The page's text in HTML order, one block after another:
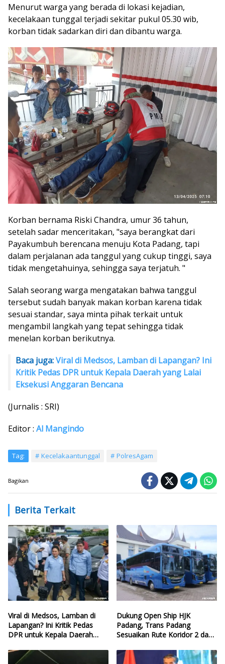
Menurut warga yang berada di lokasi kejadian,
kecelakaan tunggal terjadi sekitar pukul 05.30 wib,
korban tidak sadarkan diri dan dibantu warga.
Korban bernama Riski Chandra, umur 36 tahun,
setelah sadar menceritakan, "saya berangkat dari
Payakumbuh berencana menuju Kota Padang, tapi
dalam perjalanan ada tanggul yang cukup tinggi, saya
tidak mengetahuinya, sehingga saya terjatuh. "
Salah seorang warga mengatakan bahwa tanggul
tersebut sudah banyak makan korban karena tidak
sesuai standar, saya minta pihak terkait untuk
mengambil langkah yang tepat sehingga tidak
menelan korban berikutnya.
Baca juga:Viral di Medsos, Lamban di Lapangan? Ini
Kritik Pedas DPR untuk Kepala Daerah yang Lalai
Eksekusi Anggaran Bencana
(Jurnalis : SRI)
Editor : Al Mangindo
Tag: Kecelakaantunggal PolresAgam
Bagikan
Berita Terkait
Viral di Medsos, Lamban di
Lapangan? Ini Kritik Pedas
DPR untuk Kepala Daerah
Bencana
Dukung Open Ship HJK
Padang, Trans Padang
Sesuaikan Rute Koridor 2 dan